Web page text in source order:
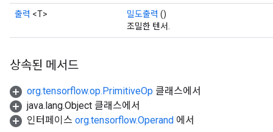
출력 <T> 밀도출력 ()
조밀한 텐서.
상속된 메서드
org.tensorflow.op.PrimitiveOp 클래스에서
java.lang.Object 클래스에서
인터페이스 org.tensorflow.Operand 에서